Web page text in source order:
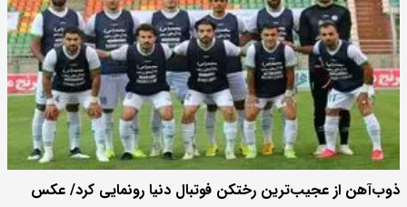
ذوب‌آهن از عجیب‌ترین رختکن فوتبال دنیا رونمایی کرد/ عکس